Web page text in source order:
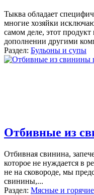
Тыква обладает
многие хозяйки
самом деле, этот
дополнении другими
Раздел: Бульоны и супы
Отбивные из
Отбивная свинина,
которое не нуждается в
не на сковороде, мы
свинины,...
Раздел: Мясные и